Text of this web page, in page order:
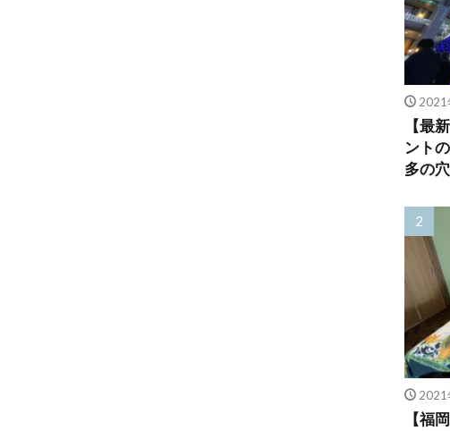
2021
【最
ント
多の
2021
【福